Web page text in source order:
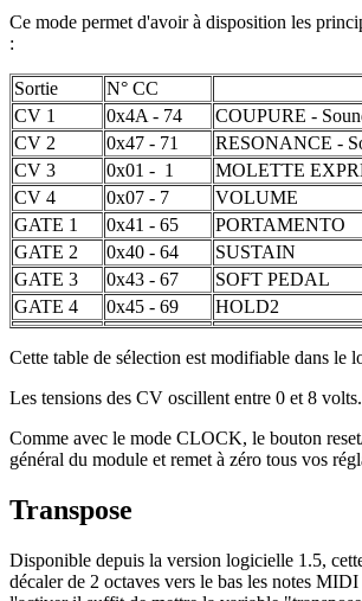
Ce mode permet d'avoir à disposition les
:
Sortie
N° CC
CV 1
0x4A - 74
COUPURE -
CV 2
0x47 - 71
RESONANCE -
CV 3
0x01 - 1
MOLETTE
CV 4
0x07 - 7
VOLUME
GATE 1
0x41 - 65
PORTAMENTO
GATE 2
0x40 - 64
SUSTAIN
GATE 3
0x43 - 67
SOFT PEDAL
GATE 4
0x45 - 69 HOLD2
Cette table de sélection est modifiable dans le
Les tensions des CV oscillent entre 0 et 8 volts.
Comme avec le mode CLOCK, le bouton
général du module et remet à zéro tous vos
Transpose
Disponible depuis la version logicielle 1.5,
décaler de 2 octaves vers le bas les notes